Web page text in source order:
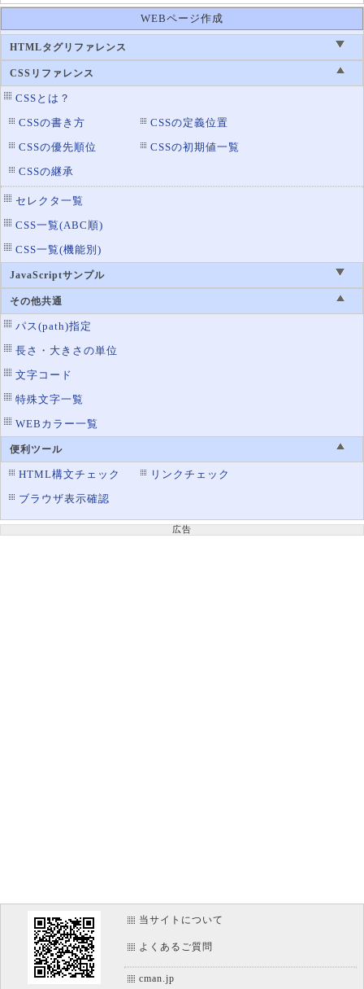
WEBページ作成
HTMLタグリファレンス
CSSリファレンス
CSSとは？
CSSの書き方
CSSの定義位置
CSSの優先順位
CSSの初期値一覧
CSSの継承
セレクタ一覧
CSS一覧(ABC順)
CSS一覧(機能別)
JavaScriptサンプル
その他共通
パス(path)指定
長さ・大きさの単位
文字コード
特殊文字一覧
WEBカラー一覧
便利ツール
HTML構文チェック
リンクチェック
ブラウザ表示確認
広告
当サイトについて
よくあるご質問
cman.jp